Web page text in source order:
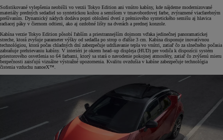
Sofistikované vylepšenia neobišli vo verzii Tokyo Edition ani vnútro kabíny, kde nájdeme modernizované
materiály predných sedadiel so syntetickou kožou a semišom v tmavobordovej farbe, zvýraznené viacfarebným
prešívaním. Dynamický nádych dodáva popri obložení dverí z prémiového syntetického semišu aj hlavica
radiacej páky v čiernom odtieni, ako aj ozdobné lišty na dverách a prednej konzole.
Kabína verzie Tokyo Edition pôsobí ľahším a priestrannejším dojmom vďaka jedinečnej panoramatickej
streche, ktorá zvyšuje parameter výšky od sedadla po strop o ďalšie 3 cm. Kabína disponuje inovatívnou
technológiou, ktorá počas chladných dní zabezpečuje udržiavanie tepla vo vnútri, zatiaľ čo za slnečného počasia
zabraňuje prehrievaniu kabíny. V interiéri je okrem head–up displeja (HUD) pre vodiča k dispozícii systém
priestorového osvetlenia so 64 farbami, ktorý sa stará o navodenie pokojnej atmosféry, zatiaľ čo zvýšenú mieru
bezpečnosti zaisťujú vizuálne výstražné upozornenia. Kvalitu ovzdušia v kabíne zabezpečuje technológia
čistenia vzduchu nanoeX™.